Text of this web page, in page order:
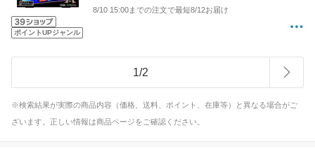
ポイントUPジャンル
8/10 15:00までの注文で最短8/12お届け
1/2
※検索結果が実際の商品内容（価格、送料、ポイント、在庫等）と異なる場合がご
ざいます。正しい情報は商品ページをご確認ください。